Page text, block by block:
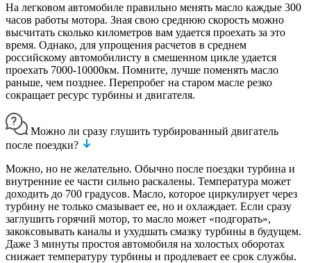
На легковом автомобиле правильно менять масло каждые 300
часов работы мотора. Зная свою среднюю скорость можно
высчитать сколько километров вам удается проехать за это
время. Однако, для упрощения расчетов в среднем
российскому автомобилисту в смешенном цикле удается
проехать 7000-10000км. Помните, лучше поменять масло
раньше, чем позднее. Перепробег на старом масле резко
сокращает ресурс турбины и двигателя.
Можно ли сразу глушить турбированный двигатель
после поездки?
Можно, но не желательно. Обычно после поездки турбина и
внутренние ее части сильно раскалены. Температура может
доходить до 700 градусов. Масло, которое циркулирует через
турбину не только смазывает ее, но и охлаждает. Если сразу
заглушить горячий мотор, то масло может «подгорать»,
закоксовывать каналы и ухудшать смазку турбины в будущем.
Даже 3 минуты простоя автомобиля на холостых оборотах
снижает температуру турбины и продлевает ее срок службы.